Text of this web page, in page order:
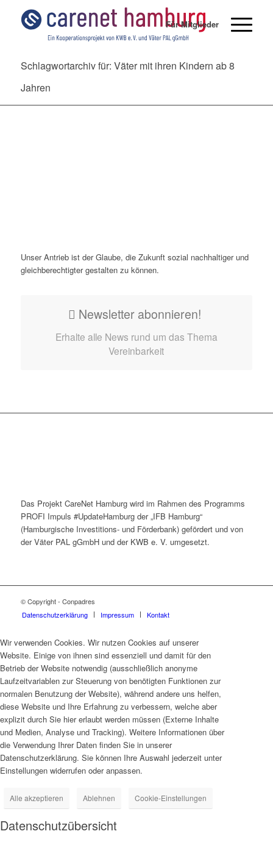
Für Mitglieder
Schlagwortarchiv für: Väter mit ihren Kindern ab 8
Jahren
Unser Antrieb ist der Glaube, die Zukunft sozial nachhaltiger und
gleichberechtigter gestalten zu können.
Newsletter abonnieren!
Erhalte alle News rund um das Thema
Vereinbarkeit
Das Projekt CareNet Hamburg wird im Rahmen des Programms
PROFI Impuls #UpdateHamburg der „IFB Hamburg“
(Hamburgische Investitions- und Förderbank) gefördert und von
der Väter PAL gGmbH und der KWB e. V. umgesetzt.
© Copyright - Conpadres
Datenschutzerklärung
Impressum Kontakt
Wir verwenden Cookies. Wir nutzen Cookies auf unserer
Website. Einige von ihnen sind essenziell und damit für den
Betrieb der Website notwendig (ausschließlich anonyme
Laufzeitvariablen zur Steuerung von benötigten Funktionen zur
normalen Benutzung der Website), während andere uns helfen,
diese Website und Ihre Erfahrung zu verbessern, welche aber
explizit durch Sie hier erlaubt werden müssen (Externe Inhalte
und Medien, Analyse und Tracking). Weitere Informationen über
die Verwendung Ihrer Daten finden Sie in unserer
Datenschutzerklärung. Sie können Ihre Auswahl jederzeit unter
Einstellungen widerrufen oder anpassen.
Alle akzeptieren Ablehnen Cookie-Einstellungen
Datenschutzübersicht